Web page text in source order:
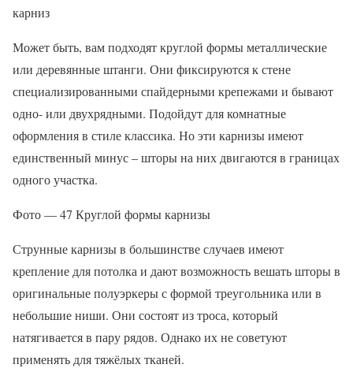
карниз
Может быть, вам подходят круглой формы металлические
или деревянные штанги. Они фиксируются к стене
специализированными спайдерными крепежами и бывают
одно- или двухрядными. Подойдут для комнатные
оформления в стиле классика. Но эти карнизы имеют
единственный минус – шторы на них двигаются в границах
одного участка.
Фото — 47 Круглой формы карнизы
Струнные карнизы в большинстве случаев имеют
крепление для потолка и дают возможность вешать шторы в
оригинальные полуэркеры с формой треугольника или в
небольшие ниши. Они состоят из троса, который
натягивается в пару рядов. Однако их не советуют
применять для тяжёлых тканей.